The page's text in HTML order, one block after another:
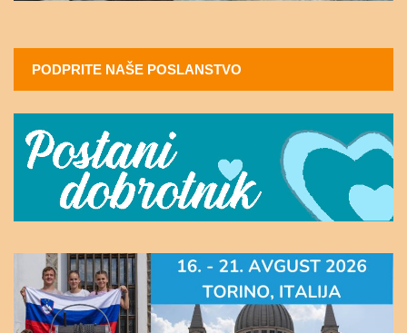
PODPRITE NAŠE POSLANSTVO